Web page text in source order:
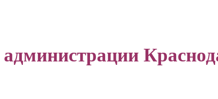
администрации